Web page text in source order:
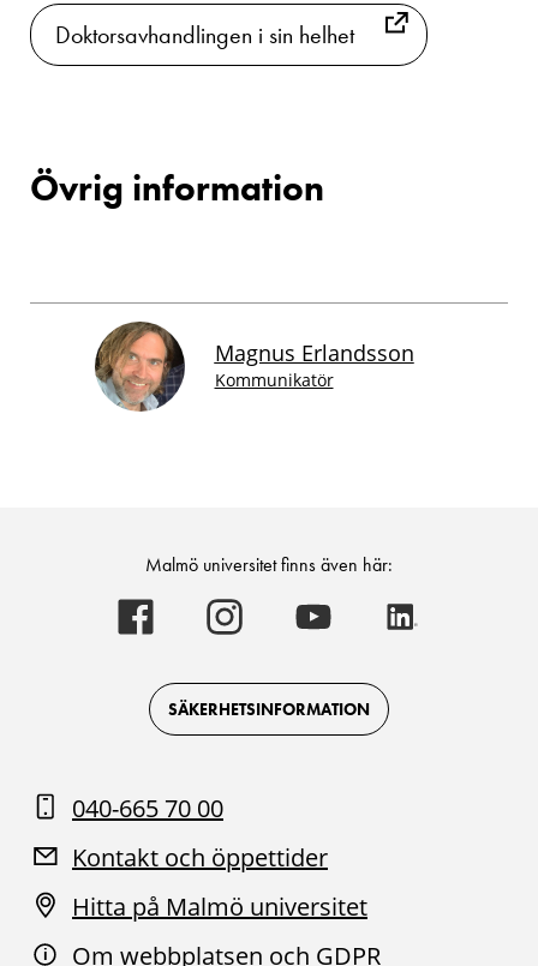
Doktorsavhandlingen i sin helhet
Övrig information
Magnus Erlandsson
Kommunikatör
Malmö universitet finns även här:
Malmö
universitet
on
Facebook
Malmö
universitet
on
Instagram
Malmö
universitet
on
Youtube
SÄKERHETSINFORMATION
040-665 70 00
Kontakt och öppettider
Hitta på Malmö universitet
Om webbplatsen och GDPR